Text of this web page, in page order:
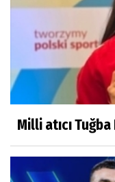
Ölüm
Allah'tır"
Sibel
Türk
Milli atıcı